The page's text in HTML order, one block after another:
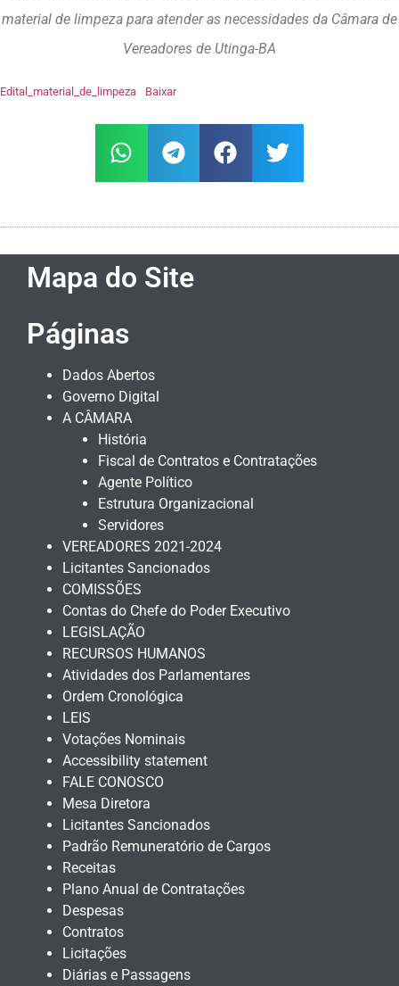
material de limpeza para atender as necessidades da Câmara de
Vereadores de Utinga-BA
Edital_material_de_limpeza Baixar
Mapa do Site
Páginas
Dados Abertos
Governo Digital
A CÂMARA
História
Fiscal de Contratos e Contratações
Agente Político
Estrutura Organizacional
Servidores
VEREADORES 2021-2024
Licitantes Sancionados
COMISSÕES
Contas do Chefe do Poder Executivo
LEGISLAÇÃO
RECURSOS HUMANOS
Atividades dos Parlamentares
Ordem Cronológica
LEIS
Votações Nominais
Accessibility statement
FALE CONOSCO
Mesa Diretora
Licitantes Sancionados
Padrão Remuneratório de Cargos
Receitas
Plano Anual de Contratações
Despesas
Contratos
Licitações
Diárias e Passagens